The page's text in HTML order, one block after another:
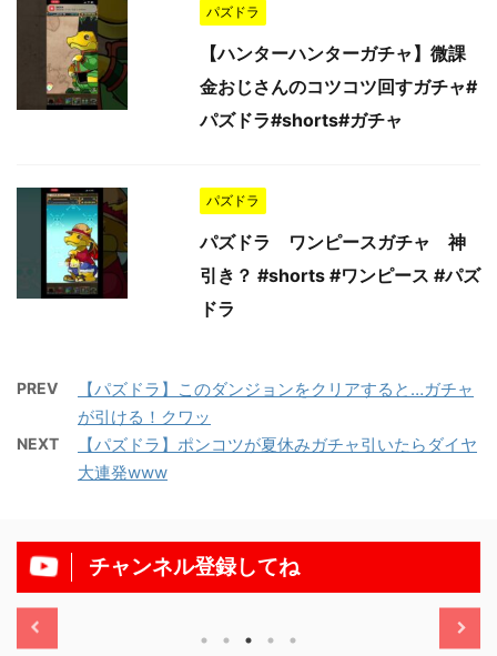
パズドラ
【ハンターハンターガチャ】微課
金おじさんのコツコツ回すガチャ#
パズドラ#shorts#ガチャ
パズドラ
パズドラ ワンピースガチャ 神
引き？ #shorts #ワンピース #パズ
ドラ
PREV
【パズドラ】このダンジョンをクリアすると…ガチャ
が引ける！クワッ
NEXT
【パズドラ】ポンコツが夏休みガチャ引いたらダイヤ
大連発www
チャンネル登録してね
11/13